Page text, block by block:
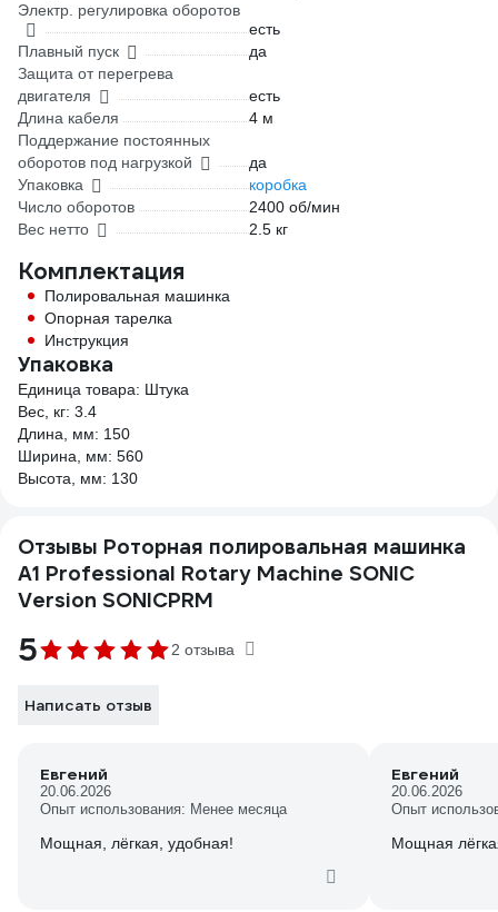
Электр. регулировка оборотов
есть
Плавный пуск
да
Защита от перегрева
двигателя
есть
Длина кабеля
4 м
Поддержание постоянных
оборотов под нагрузкой
да
Упаковка
коробка
Число оборотов
2400 об/мин
Вес нетто
2.5 кг
Комплектация
Полировальная машинка
Опорная тарелка
Инструкция
Упаковка
Единица товара: Штука
Вес, кг: 3.4
Длина, мм: 150
Ширина, мм: 560
Высота, мм: 130
Отзывы Роторная полировальная машинка
A1 Professional Rotary Machine SONIC
Version SONICPRM
5 2 отзыва
Написать отзыв
Евгений
20.06.2026
Опыт использования: Менее месяца
Мощная, лёгкая, удобная!
Евгений
20.06.2026
Опыт
Мощная